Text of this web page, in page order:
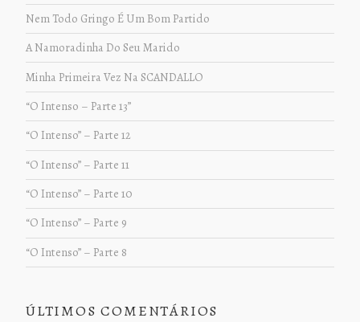
Nem Todo Gringo É Um Bom Partido
A Namoradinha Do Seu Marido
Minha Primeira Vez Na SCANDALLO
“O Intenso – Parte 13”
“O Intenso” – Parte 12
“O Intenso” – Parte 11
“O Intenso” – Parte 10
“O Intenso” – Parte 9
“O Intenso” – Parte 8
ÚLTIMOS COMENTÁRIOS